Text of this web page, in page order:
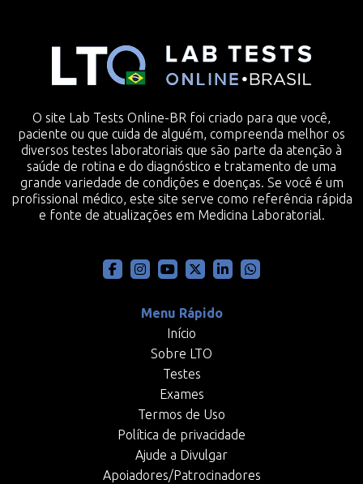
O site Lab Tests Online-BR foi criado para que você,
paciente ou que cuida de alguém, compreenda melhor os
diversos testes laboratoriais que são parte da atenção à
saúde de rotina e do diagnóstico e tratamento de uma
grande variedade de condições e doenças. Se você é um
profissional médico, este site serve como referência rápida
e fonte de atualizações em Medicina Laboratorial.
Menu Rápido
Início
Sobre LTO
Testes
Exames
Termos de Uso
Política de privacidade
Ajude a Divulgar
Apoiadores/Patrocinadores